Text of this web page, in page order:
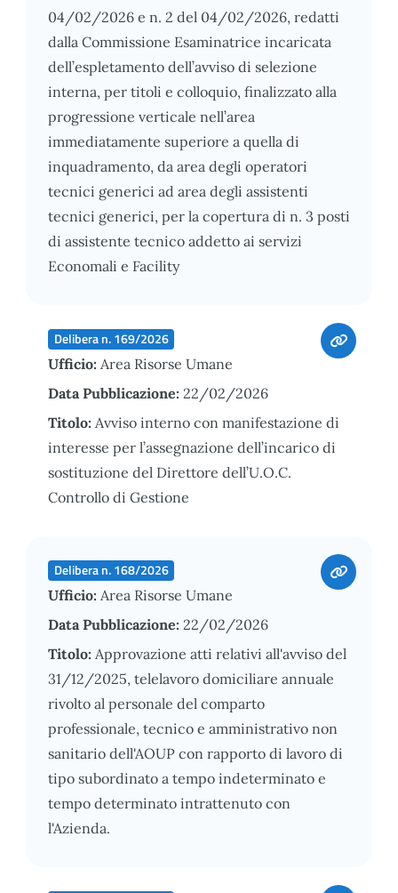
04/02/2026 e n. 2 del 04/02/2026, redatti
dalla Commissione Esaminatrice incaricata
dell’espletamento dell’avviso di selezione
interna, per titoli e colloquio, finalizzato alla
progressione verticale nell’area
immediatamente superiore a quella di
inquadramento, da area degli operatori
tecnici generici ad area degli assistenti
tecnici generici, per la copertura di n. 3 posti
di assistente tecnico addetto ai servizi
Economali e Facility
Delibera n. 169/2026
Ufficio: Area Risorse Umane
Data Pubblicazione: 22/02/2026
Titolo: Avviso interno con manifestazione di
interesse per l’assegnazione dell’incarico di
sostituzione del Direttore dell’U.O.C.
Controllo di Gestione
Delibera n. 168/2026
Ufficio: Area Risorse Umane
Data Pubblicazione: 22/02/2026
Titolo: Approvazione atti relativi all'avviso del
31/12/2025, telelavoro domiciliare annuale
rivolto al personale del comparto
professionale, tecnico e amministrativo non
sanitario dell'AOUP con rapporto di lavoro di
tipo subordinato a tempo indeterminato e
tempo determinato intrattenuto con
l'Azienda.